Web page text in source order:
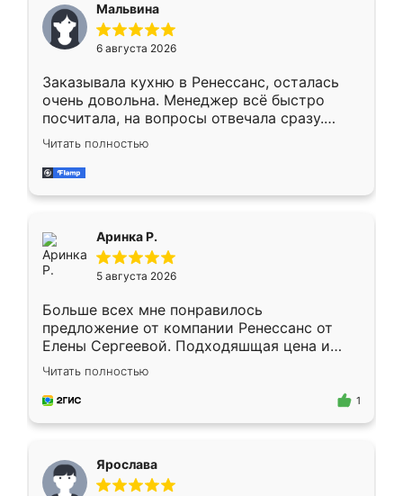
меньше, здесь же он более разнообразный.
Мне нравится ,если что-то потребуется из
мебели буду заказывать только здесь.
Мальвина
6 августа 2026
Заказывала кухню в Ренессанс, осталась
очень довольна. Менеджер всё быстро
посчитала, на вопросы отвечала сразу.
Замерщик приехал в субботу, подошёл к
делу со всей ответственностью. Собрали
за день, ребята работали аккуратно, даже
Читать полностью
Аринка Р.
5 августа 2026
Больше всех мне понравилось
предложение от компании Ренессанс от
Елены Сергеевой. Подходяшщая цена и
короткие сроки изготовления. Приехавший
для замера сотрудник Владислав
предложил по моему эскизу самый
Читать полностью
1
Ярослава